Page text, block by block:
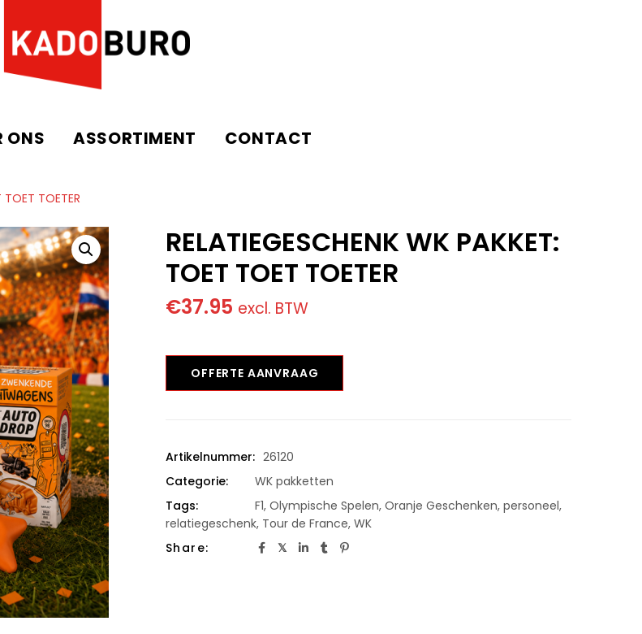
ONS ASSORTIMENT CONTACT
TOET TOETER
RELATIEGESCHENK WK PAKKET:
TOET TOET TOETER
€37.95 excl. BTW
OFFERTE AANVRAAG
Artikelnummer: 26120
Categorie:
WK pakketten
Tags:
F1, Olympische Spelen, Oranje Geschenken, personeel,
relatiegeschenk, Tour de France, WK
Share: